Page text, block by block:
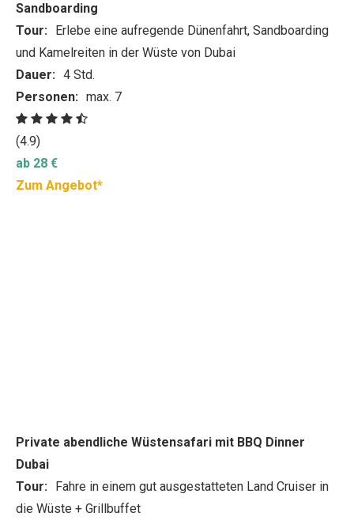
Sandboarding
Tour: Erlebe eine aufregende Dünenfahrt, Sandboarding
und Kamelreiten in der Wüste von Dubai
Dauer: 4 Std.
Personen: max. 7
(4.9)
ab 28 €
Zum Angebot*
Private abendliche Wüstensafari mit BBQ Dinner
Dubai
Tour: Fahre in einem gut ausgestatteten Land Cruiser in
die Wüste + Grillbuffet